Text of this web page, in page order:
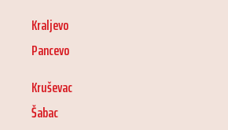
Kraljevo
Pancevo
Kruševac
Šabac